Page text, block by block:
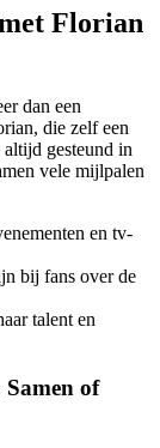
Florian
dan een
die zelf een
gesteund in
vele mijlpalen
en tv-
bij fans over de
talent en
Samen of